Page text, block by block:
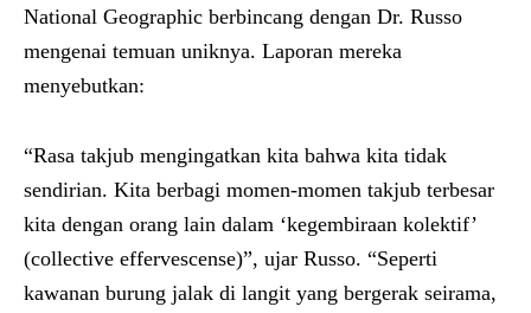
National Geographic berbincang dengan Dr. Russo
mengenai temuan uniknya. Laporan mereka
menyebutkan:
“Rasa takjub mengingatkan kita bahwa kita tidak
sendirian. Kita berbagi momen-momen takjub terbesar
kita dengan orang lain dalam ‘kegembiraan kolektif’
(collective effervescense)”, ujar Russo. “Seperti
kawanan burung jalak di langit yang bergerak seirama,